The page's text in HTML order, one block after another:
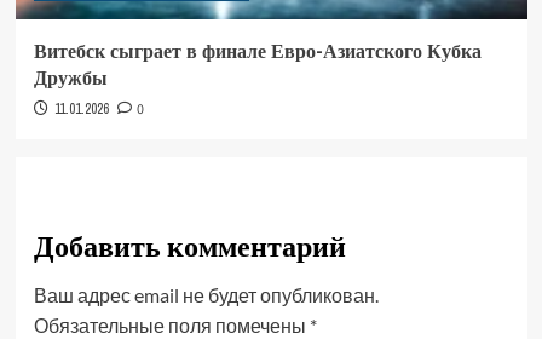
Витебск сыграет в финале Евро-Азиатского Кубка
Дружбы
11.01.2026 0
Добавить комментарий
Ваш адрес email не будет опубликован.
Обязательные поля помечены *